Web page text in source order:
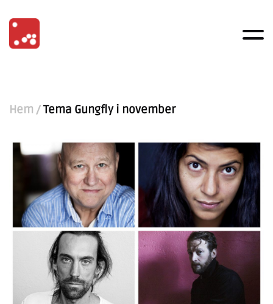
Hem /Tema Gungfly i november